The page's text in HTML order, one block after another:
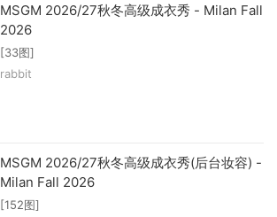
MSGM 2026/27秋冬高级成衣秀 - Milan Fall
2026
[33图]
rabbit
MSGM 2026/27秋冬高级成衣秀(后台妆容) -
Milan Fall 2026
[152图]